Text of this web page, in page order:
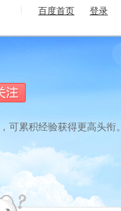
百度首页 登录
可累积经验获得更高头衔。